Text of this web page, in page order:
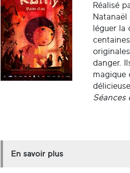
Réalisé
léguer
danger.
magique
Séances
En savoir plus